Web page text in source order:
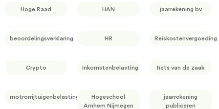
Hoge Raad HAN jaarrekening bv
beoordelingsverklaring HR Reiskostenvergoeding
Crypto Inkomstenbelasting fiets van de zaak
motrorrijtuigenbelasting
Hogeschool
Arnhem Nijmegen
jaarrekening
publiceren